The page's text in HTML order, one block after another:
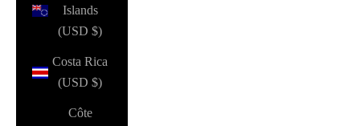
Islands
(USD $)
Costa Rica
(USD $)
Côte